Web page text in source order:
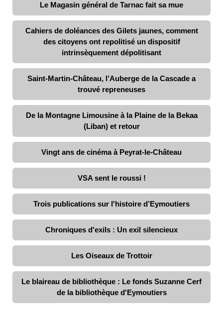
Le Magasin général de Tarnac fait sa mue
Cahiers de doléances des Gilets jaunes, comment
des citoyens ont repolitisé un dispositif
intrinsèquement dépolitisant
Saint-Martin-Château, l’Auberge de la Cascade a
trouvé repreneuses
De la Montagne Limousine à la Plaine de la Bekaa
(Liban) et retour
Vingt ans de cinéma à Peyrat-le-Château
VSA sent le roussi !
Trois publications sur l'histoire d’Eymoutiers
Chroniques d'exils : Un exil silencieux
Les Oiseaux de Trottoir
Le blaireau de bibliothèque : Le fonds Suzanne Cerf
de la bibliothèque d'Eymoutiers